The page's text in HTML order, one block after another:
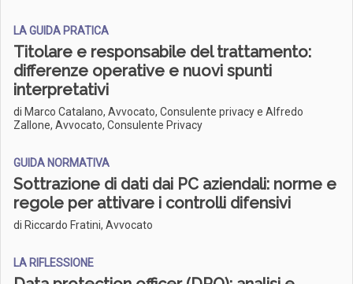
LA GUIDA PRATICA
Titolare e responsabile del trattamento:
differenze operative e nuovi spunti
interpretativi
di Marco Catalano, Avvocato, Consulente privacy e Alfredo
Zallone, Avvocato, Consulente Privacy
GUIDA NORMATIVA
Sottrazione di dati dai PC aziendali: norme e
regole per attivare i controlli difensivi
di Riccardo Fratini, Avvocato
LA RIFLESSIONE